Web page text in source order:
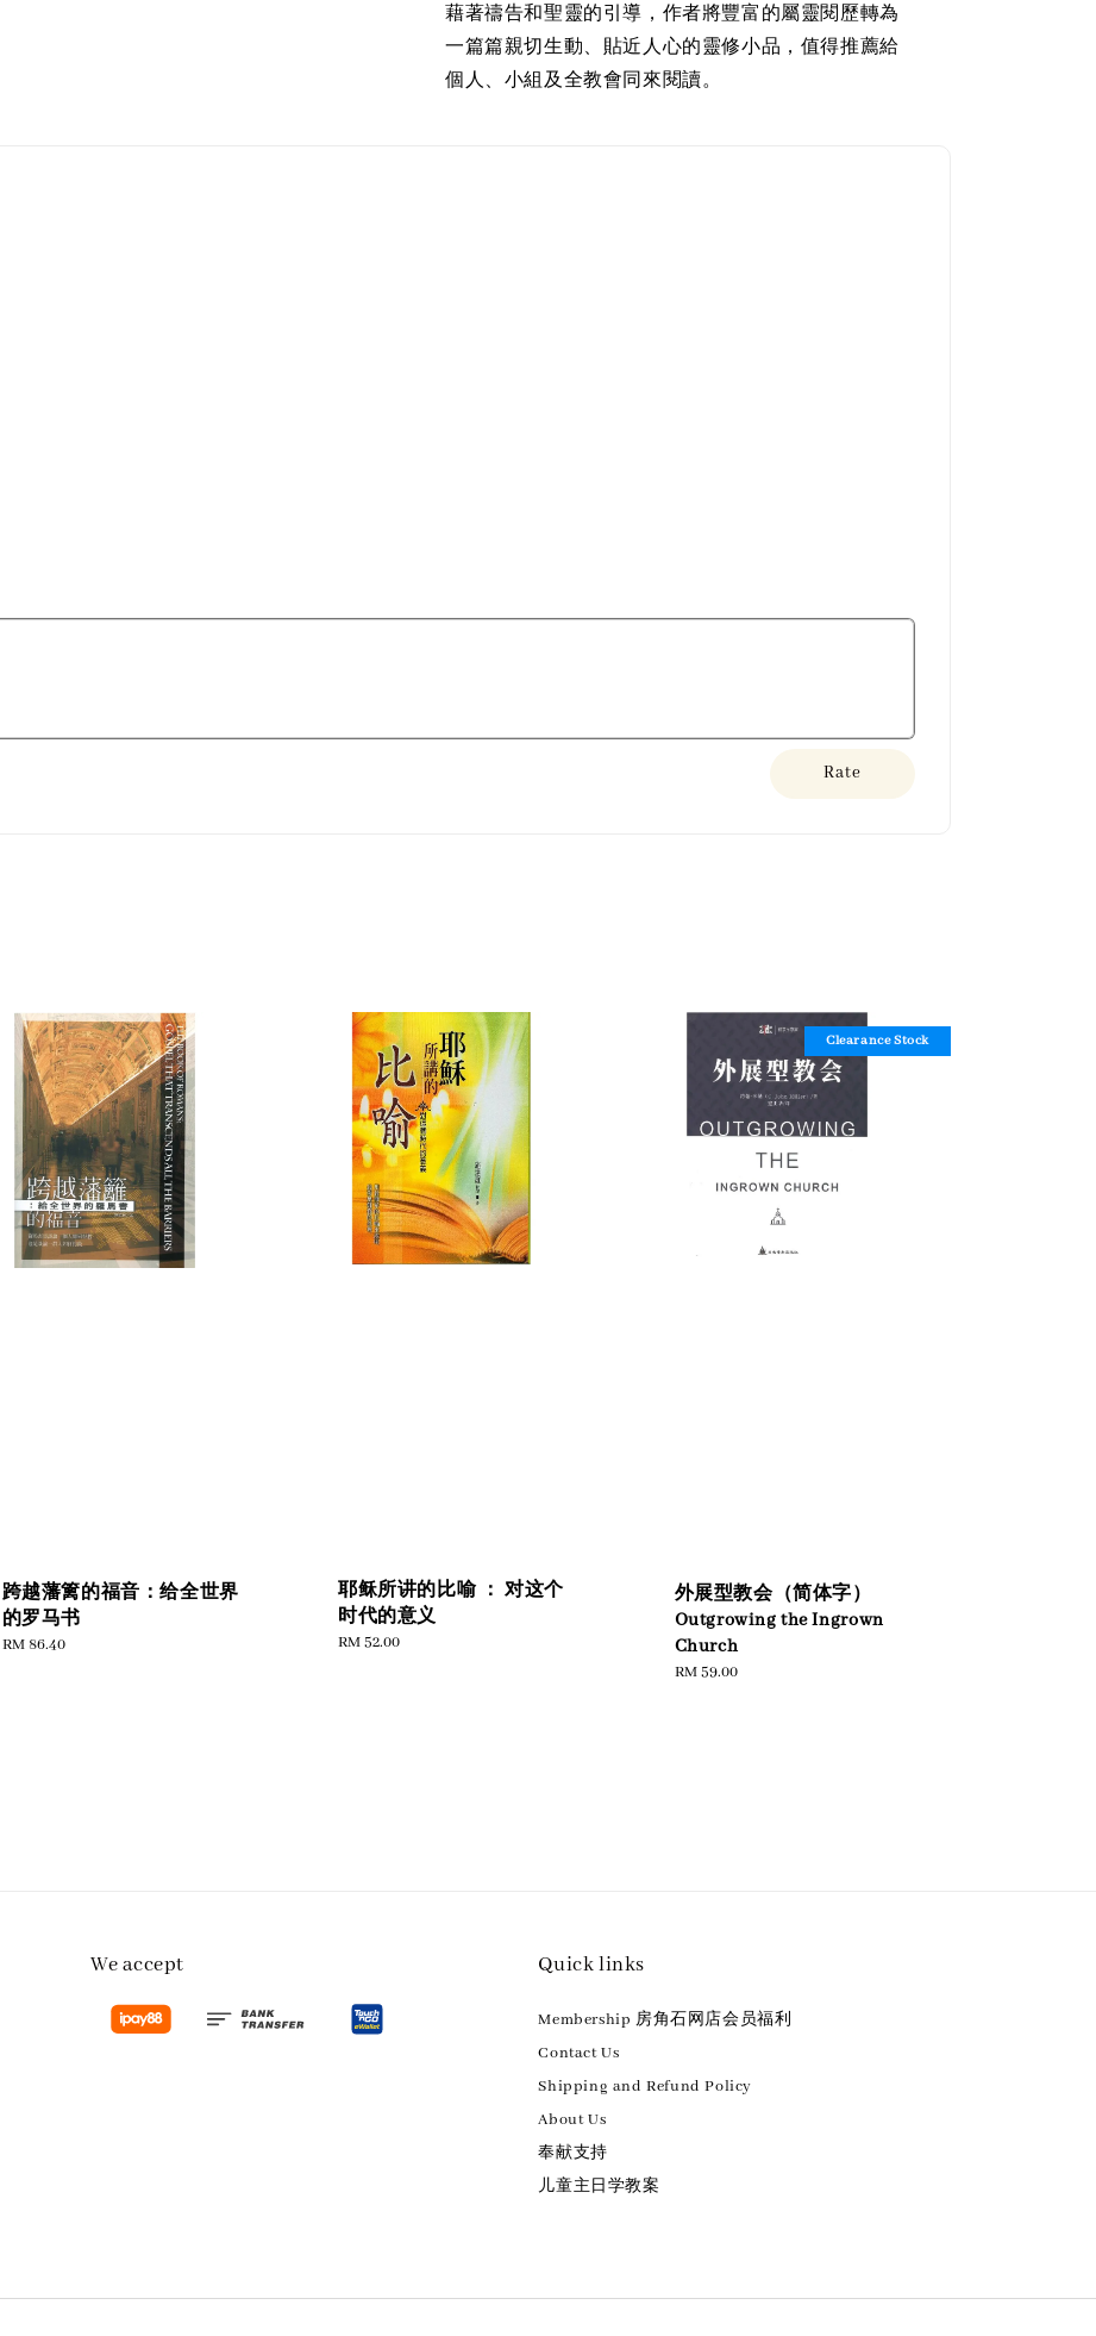
藉著禱告和聖靈的引導，作者將豐富的屬靈閱歷轉為
一篇篇親切生動、貼近人心的靈修小品，值得推薦給
個人、小組及全教會同來閱讀。
Rate
跨越藩篱的福音：给全世界
的罗马书
Regular
RM 86.40
耶稣所讲的比喻 ： 对这个
时代的意义
Regular
RM 52.00
Clearance Stock
外展型教会（简体字）
Outgrowing the Ingrown
Church
Regular
RM 59.00
We accept Quick links
Membership 房角石网店会员福利
Contact Us
Shipping and Refund Policy
About Us
奉献支持
儿童主日学教案